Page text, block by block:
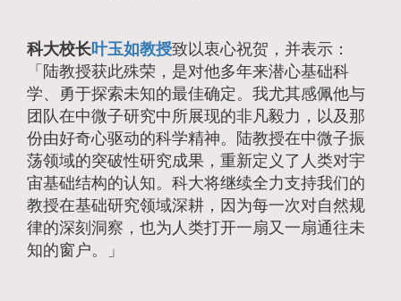
科大校长叶玉如教授致以衷心祝贺，并表示：
「陆教授获此殊荣，是对他多年来潜心基础科
学、勇于探索未知的最佳确定。我尤其感佩他与
团队在中微子研究中所展现的非凡毅力，以及那
份由好奇心驱动的科学精神。陆教授在中微子振
荡领域的突破性研究成果，重新定义了人类对宇
宙基础结构的认知。科大将继续全力支持我们的
教授在基础研究领域深耕，因为每一次对自然规
律的深刻洞察，也为人类打开一扇又一扇通往未
知的窗户。」